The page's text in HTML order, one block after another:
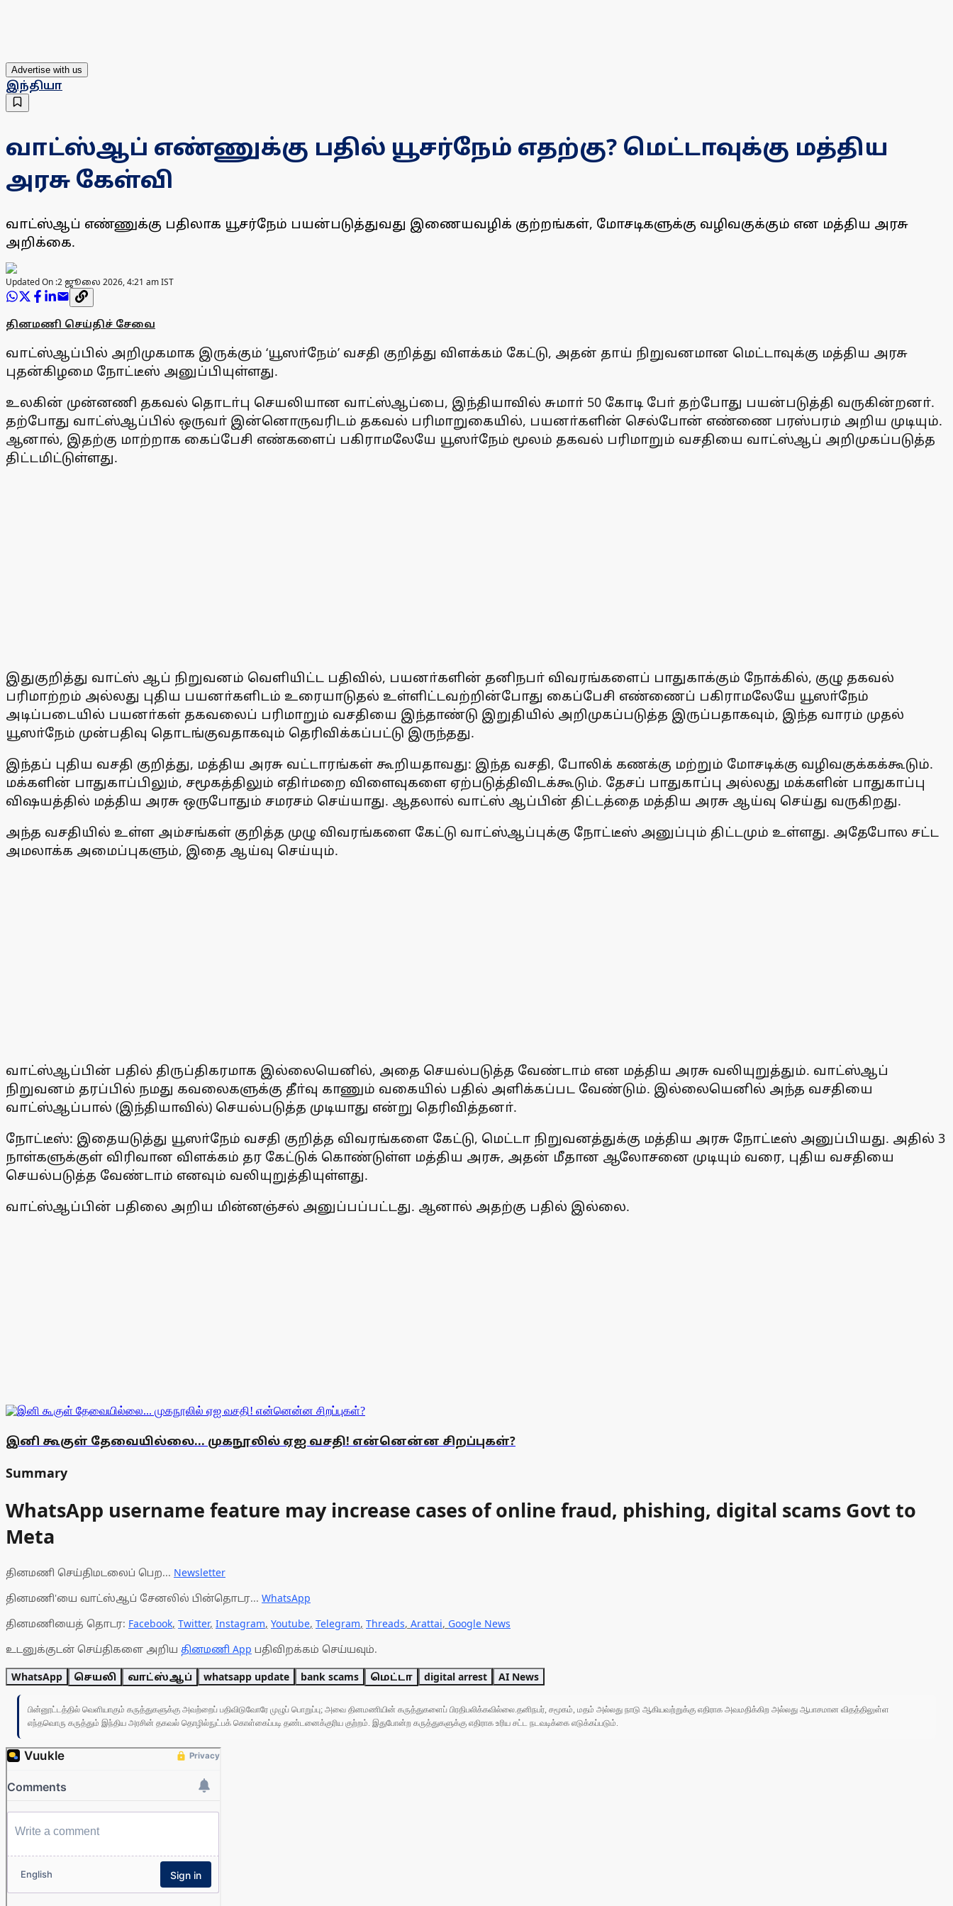
Advertise with us
இந்தியா
வாட்ஸ்ஆப் எண்ணுக்கு பதில் யூசர்நேம் எதற்கு? மெட்டாவுக்கு மத்திய
அரசு கேள்வி
வாட்ஸ்ஆப் எண்ணுக்கு பதிலாக யூசர்நேம் பயன்படுத்துவது இணையவழிக் குற்றங்கள், மோசடிகளுக்கு வழிவகுக்கும் என மத்திய அரசு
அறிக்கை.
Updated On :2 ஜூலை 2026, 4:21 am IST
தினமணி செய்திச் சேவை
வாட்ஸ்ஆப்பில் அறிமுகமாக இருக்கும் ‘யூஸா்நேம்’ வசதி குறித்து விளக்கம் கேட்டு, அதன் தாய் நிறுவனமான மெட்டாவுக்கு மத்திய அரசு
புதன்கிழமை நோட்டீஸ் அனுப்பியுள்ளது.
உலகின் முன்னணி தகவல் தொடா்பு செயலியான வாட்ஸ்ஆப்பை, இந்தியாவில் சுமாா் 50 கோடி போ் தற்போது பயன்படுத்தி வருகின்றனா்.
தற்போது வாட்ஸ்ஆப்பில் ஒருவா் இன்னொருவரிடம் தகவல் பரிமாறுகையில், பயனா்களின் செல்போன் எண்ணை பரஸ்பரம் அறிய முடியும்.
ஆனால், இதற்கு மாற்றாக கைப்பேசி எண்களைப் பகிராமலேயே யூஸா்நேம் மூலம் தகவல் பரிமாறும் வசதியை வாட்ஸ்ஆப் அறிமுகப்படுத்த
திட்டமிட்டுள்ளது.
இதுகுறித்து வாட்ஸ் ஆப் நிறுவனம் வெளியிட்ட பதிவில், பயனா்களின் தனிநபா் விவரங்களைப் பாதுகாக்கும் நோக்கில், குழு தகவல்
பரிமாற்றம் அல்லது புதிய பயனா்களிடம் உரையாடுதல் உள்ளிட்டவற்றின்போது கைப்பேசி எண்ணைப் பகிராமலேயே யூஸா்நேம்
அடிப்படையில் பயனா்கள் தகவலைப் பரிமாறும் வசதியை இந்தாண்டு இறுதியில் அறிமுகப்படுத்த இருப்பதாகவும், இந்த வாரம் முதல்
யூஸா்நேம் முன்பதிவு தொடங்குவதாகவும் தெரிவிக்கப்பட்டு இருந்தது.
இந்தப் புதிய வசதி குறித்து, மத்திய அரசு வட்டாரங்கள் கூறியதாவது: இந்த வசதி, போலிக் கணக்கு மற்றும் மோசடிக்கு வழிவகுக்கக்கூடும்.
மக்களின் பாதுகாப்பிலும், சமூகத்திலும் எதிா்மறை விளைவுகளை ஏற்படுத்திவிடக்கூடும். தேசப் பாதுகாப்பு அல்லது மக்களின் பாதுகாப்பு
விஷயத்தில் மத்திய அரசு ஒருபோதும் சமரசம் செய்யாது. ஆதலால் வாட்ஸ் ஆப்பின் திட்டத்தை மத்திய அரசு ஆய்வு செய்து வருகிறது.
அந்த வசதியில் உள்ள அம்சங்கள் குறித்த முழு விவரங்களை கேட்டு வாட்ஸ்ஆப்புக்கு நோட்டீஸ் அனுப்பும் திட்டமும் உள்ளது. அதேபோல சட்ட
அமலாக்க அமைப்புகளும், இதை ஆய்வு செய்யும்.
வாட்ஸ்ஆப்பின் பதில் திருப்திகரமாக இல்லையெனில், அதை செயல்படுத்த வேண்டாம் என மத்திய அரசு வலியுறுத்தும். வாட்ஸ்ஆப்
நிறுவனம் தரப்பில் நமது கவலைகளுக்கு தீா்வு காணும் வகையில் பதில் அளிக்கப்பட வேண்டும். இல்லையெனில் அந்த வசதியை
வாட்ஸ்ஆப்பால் (இந்தியாவில்) செயல்படுத்த முடியாது என்று தெரிவித்தனா்.
நோட்டீஸ்: இதையடுத்து யூஸா்நேம் வசதி குறித்த விவரங்களை கேட்டு, மெட்டா நிறுவனத்துக்கு மத்திய அரசு நோட்டீஸ் அனுப்பியது. அதில் 3
நாள்களுக்குள் விரிவான விளக்கம் தர கேட்டுக் கொண்டுள்ள மத்திய அரசு, அதன் மீதான ஆலோசனை முடியும் வரை, புதிய வசதியை
செயல்படுத்த வேண்டாம் எனவும் வலியுறுத்தியுள்ளது.
வாட்ஸ்ஆப்பின் பதிலை அறிய மின்னஞ்சல் அனுப்பப்பட்டது. ஆனால் அதற்கு பதில் இல்லை.
இனி கூகுள் தேவையில்லை... முகநூலில் ஏஐ வசதி! என்னென்ன சிறப்புகள்?
Summary
WhatsApp username feature may increase cases of online fraud, phishing, digital scams Govt to
Meta
தினமணி செய்திமடலைப் பெற... Newsletter
தினமணி'யை வாட்ஸ்ஆப் சேனலில் பின்தொடர... WhatsApp
தினமணியைத் தொடர: Facebook, Twitter, Instagram, Youtube, Telegram, Threads, Arattai, Google News
உடனுக்குடன் செய்திகளை அறிய தினமணி App பதிவிறக்கம் செய்யவும்.
WhatsApp செயலி வாட்ஸ்ஆப் whatsapp update bank scams மெட்டா digital arrest AI News
பின்னூட்டத்தில் வெளியாகும் கருத்துகளுக்கு அவற்றைப் பதிவிடுவோரே முழுப் பொறுப்பு; அவை தினமணியின் கருத்துகளைப் பிரதிபலிக்கவில்லை.தனிநபர், சமூகம், மதம் அல்லது நாடு ஆகியவற்றுக்கு எதிராக அவமதிக்கிற அல்லது ஆபாசமான விதத்திலுள்ள
எந்தவொரு கருத்தும் இந்திய அரசின் தகவல் தொழில்நுட்பக் கொள்கைப்படி தண்டனைக்குரிய குற்றம். இதுபோன்ற கருத்துகளுக்கு எதிராக உரிய சட்ட நடவடிக்கை எடுக்கப்படும்.